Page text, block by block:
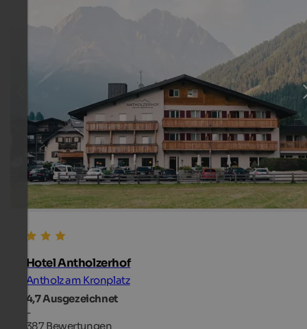
Hotel Antholzerhof
Antholz am Kronplatz
4,7Ausgezeichnet
-
387 Bewertungen